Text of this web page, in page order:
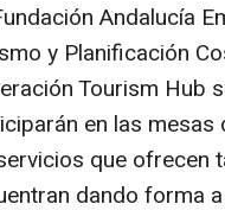
Andalucía
y Planificación
Tourism Hub
en las
que ofrecen
dando forma